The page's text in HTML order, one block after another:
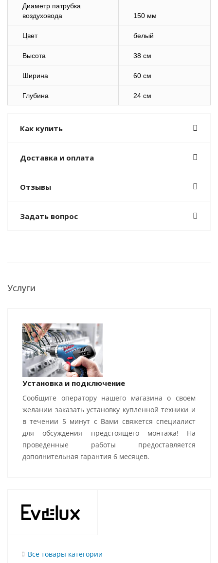
Диаметр патрубка
воздуховода
150 мм
Цвет белый
Высота 38 см
Ширина 60 см
Глубина 24 см
Как купить
Доставка и оплата
Отзывы
Задать вопрос
Услуги
Установка и подключение
Сообщите оператору нашего магазина о своем
желании заказать установку купленной техники и
в течении 5 минут с Вами свяжется специалист
для обсуждения предстоящего монтажа! На
проведенные работы предоставляется
дополнительная гарантия 6 месяцев.
Все товары категории